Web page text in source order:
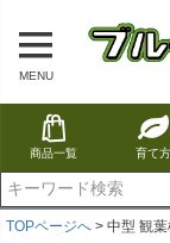
MENU
商品一覧 育て方
TOPページへ 中型 観葉